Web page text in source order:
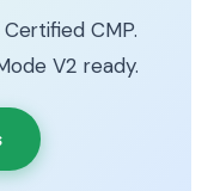
CMP.
V2 ready.